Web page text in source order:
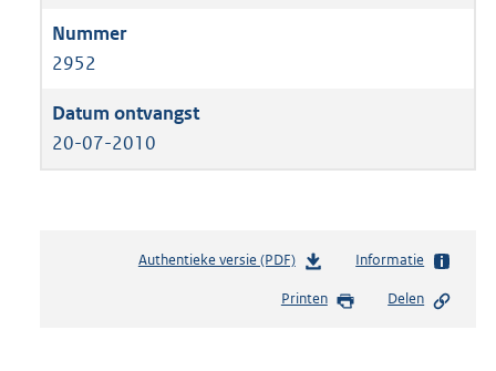
2952
20-07-2010
Authentieke versie (PDF)b
s
Informatie
Printen Delen